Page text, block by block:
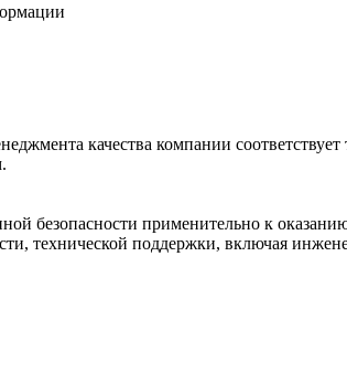
качества компании
безопасности применительно к
поддержки, включая